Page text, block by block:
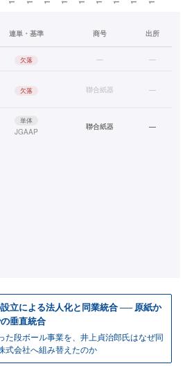
連単・基準 商号 出所
欠落 — —
欠落 聯合紙器 —
単体
JGAAP
聯合紙器 —
立による法人化と同業統合 ── 原紙か
垂直統合
た段ボール事業を、井上貞治郎氏はなぜ同
式会社へ組み替えたのか